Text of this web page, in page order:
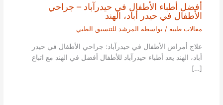
أفضل أطباء الأطفال في حيدرآباد – جراحي
الأطفال في حيدر أباد، الهند
مقالات طبية / بواسطة المرشد للتنسيق الطبي
علاج أمراض الأطفال في حيدرآباد: جراحي الأطفال في حيدر
أباد، الهند يعد أطباء حيدرآباد للأطفال أفضل في الهند مع اتباع
[…]